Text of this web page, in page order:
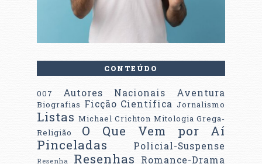
CONTEÚDO
007 Autores Nacionais Aventura
Biografias Ficção Científica Jornalismo
Listas Michael Crichton Mitologia Grega-
Religião
O Que Vem por Aí
Pinceladas
Policial-Suspense
Resenha Resenhas
Romance-Drama